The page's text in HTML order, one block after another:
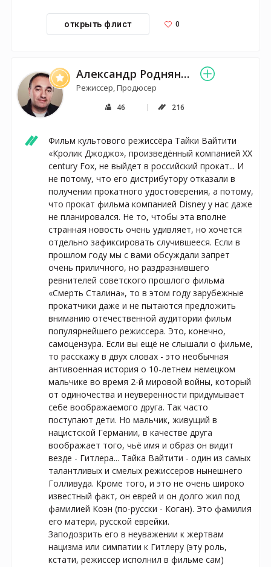
открыть флист 0
Александр Роднянский
Режиссер, Продюсер
46 216
Фильм культового режиссёра Тайки Вайтити
«Кролик Джоджо», произведённый компанией XX
century Fox, не выйдет в российский прокат... И
не потому, что его дистрибутору отказали в
получении прокатного удостоверения, а потому,
что прокат фильма компанией Disney у нас даже
не планировался. Не то, чтобы эта вполне
странная новость очень удивляет, но хочется
отдельно зафиксировать случившееся. Если в
прошлом году мы с вами обсуждали запрет
очень приличного, но раздразнившего
ревнителей советского прошлого фильма
«Смерть Сталина», то в этом году зарубежные
прокатчики даже и не пытаются предложить
вниманию отечественной аудитории фильм
популярнейшего режиссера. Это, конечно,
самоцензура. Если вы ещё не слышали о фильме,
то расскажу в двух словах - это необычная
антивоенная история о 10-летнем немецком
мальчике во время 2-й мировой войны, который
от одиночества и неуверенности придумывает
себе воображаемого друга. Так часто
поступают дети. Но мальчик, живущий в
нацистской Германии, в качестве друга
воображает того, чьё имя и образ он видит
везде - Гитлера... Тайка Вайтити - один из самых
талантливых и смелых режиссеров нынешнего
Голливуда. Кроме того, и это не очень широко
известный факт, он еврей и он долго жил под
фамилией Коэн (по-русски - Коган). Это фамилия
его матери, русской еврейки.
Заподозрить его в неуважении к жертвам
нацизма или симпатии к Гитлеру (эту роль,
кстати, режиссер исполнил в фильме сам)